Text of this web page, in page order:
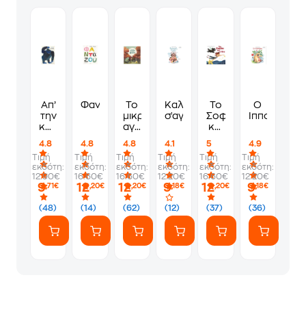
Απ’
την
κορφή
τα
νύχια
4.8
(48)
Τιμή
εκδότη:
12.90€
9,71€
Φανταζού
4.8
(14)
Τιμή
εκδότη:
16.60€
12,20€
Το
μικρό
αγόρι
τα
4
αβγά
4.8
(62)
Τιμή
εκδότη:
16.60€
12,20€
Καληνύχτα,
σ'αγαπώ
4.1
(12)
Τιμή
εκδότη:
12.20€
9,18€
Το
Σοφάκι
και
Ντο
5
(37)
Τιμή
εκδότη:
16.60€
12,20€
Ο
4.9
(36)
Τιμή
εκδότη:
12.20€
9,18€